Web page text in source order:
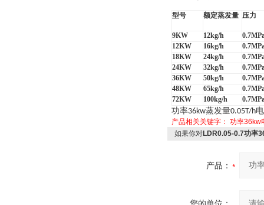
型号 额定蒸发量 压力
9KW 12kg/h
12KW
16kg/h
18KW
24kg/h
24KW
32kg/h
36KW
50kg/h
48KW
65kg/h
72KW
100kg/h
功率36kw蒸发量0.05T/h
产品相关关键字： 功率36kw
如果你对LDR0.05-0.7功率
产品：